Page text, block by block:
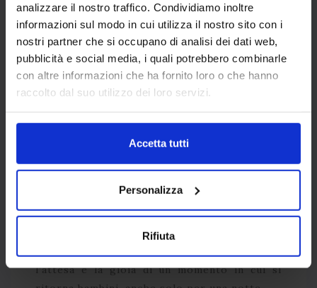
analizzare il nostro traffico. Condividiamo inoltre
informazioni sul modo in cui utilizza il nostro sito con i
nostri partner che si occupano di analisi dei dati web,
pubblicità e social media, i quali potrebbero combinarle
con altre informazioni che ha fornito loro o che hanno
raccolto dal suo utilizzo dei loro servizi.
Accetta tutti
Personalizza
Rifiuta
DECORARE LA CAMERA
DA LETTO: COPPIE DI
FEDERE NATALIZIE
In camera da letto il Natale arriva con tessuti
creati appositamente per il buon riposo e
casa dedicata all’assoluto relax trasmette
spirito natalizioattraverso la scelta della
biancheria da letto, come le federe pensate
l’attesa e la gioia di un momento in cui si